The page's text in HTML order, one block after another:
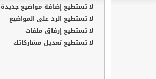
لا تستطيعإضافة مواضيع جديدة
لا تستطيعالرد على المواضيع
لا تستطيعإرفاق ملفات
لا تستطيعتعديل مشاركاتك